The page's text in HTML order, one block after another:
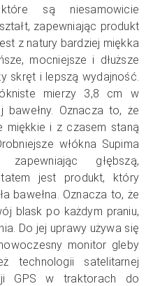
są niesamowicie
zapewniając produkt
z natury bardziej miękka
mocniejsze i dłuższe
skręt i lepszą wydajność.
mierzy 3,8 cm w
bawełny. Oznacza to, że
miękkie i z czasem staną
włókna Supima
głębszą,
jest produkt, który
bawełna. Oznacza to, że
blask po każdym praniu,
Do jej uprawy używa się
monitor gleby
technologii satelitarnej
GPS w traktorach do